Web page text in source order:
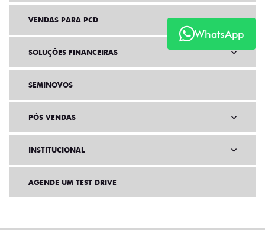
WhatsApp
VENDAS PARA PCD
SOLUÇÕES FINANCEIRAS
SEMINOVOS
PÓS VENDAS
INSTITUCIONAL
AGENDE UM TEST DRIVE